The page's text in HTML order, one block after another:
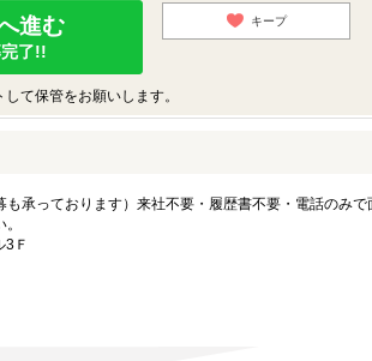
進む
了!!
キープ
て保管をお願いします。
承っております）来社不要・履歴書不要・電話のみで
3Ｆ